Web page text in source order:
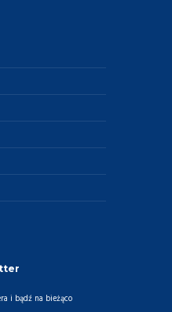
i bądź na bieżąco